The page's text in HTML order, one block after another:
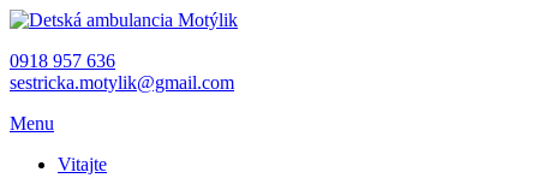
0918 957 636
sestricka.motylik@gmail.com
Menu
Vitajte